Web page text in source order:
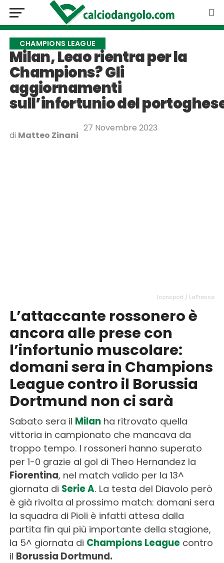
CHAMPIONS LEAGUE
Milan, Leao rientra per la
Champions? Gli
aggiornamenti
sull’infortunio del
di Matteo Zinani
27 Novembre 2023
Iconsport / LaPresse
L’attaccante rossonero è
ancora alle prese con
l’infortunio muscolare:
domani sera in Champions
League contro il Borussia
Dortmund non ci sarà
Sabato sera il Milanha ritrovato quella
vittoria in campionato che mancava da
troppo tempo. I rossoneri hanno superato
per 1-0 grazie al gol di Theo Hernandez la
Fiorentina, nel match valido per la 13^
giornata di Serie A. La testa del Diavolo però
è già rivolta al prossimo match: domani sera
la squadra di Pioli è infatti attesa dalla
partita fin qui più importante della stagione,
la 5^ giornata di Champions Leaguecontro
il Borussia Dortmund.